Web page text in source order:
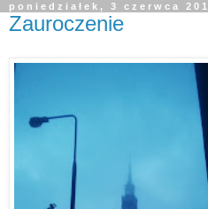
poniedziałek, 3 czerwca
Zauroczenie